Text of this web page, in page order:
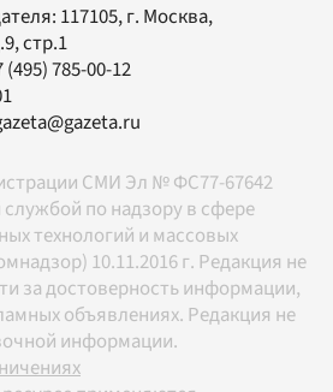
117105, г. Москва,
стр.1
(495) 785-00-12
СМИ Эл № ФС77-67642
по надзору в сфере
технологий и массовых
10.11.2016 г. Редакция не
за достоверность информации,
объявлениях. Редакция не
информации.